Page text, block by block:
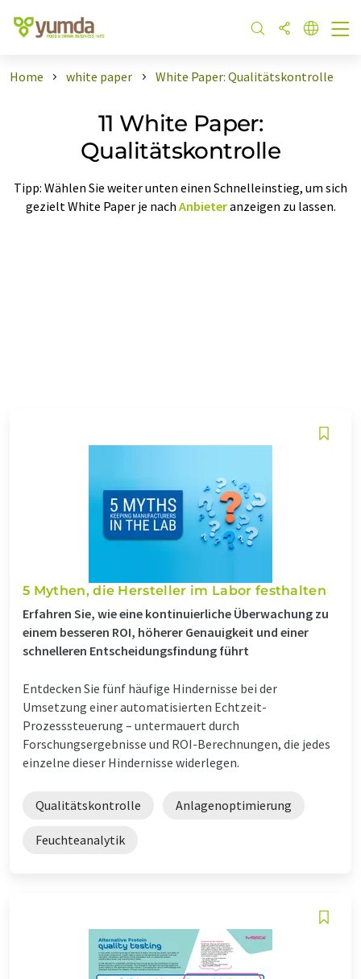
Home white paper White Paper: Qualitätskontrolle
11 White Paper:
Qualitätskontrolle
Tipp: Wählen Sie weiter unten einen Schnelleinstieg, um sich
gezielt White Paper je nach Anbieteranzeigen zu lassen.
5 Mythen, die Hersteller im Labor festhalten
Erfahren Sie, wie eine kontinuierliche Überwachung zu
einem besseren ROI, höherer Genauigkeit und einer
schnelleren Entscheidungsfindung führt
Entdecken Sie fünf häufige Hindernisse bei der
Umsetzung einer automatisierten Echtzeit-
Prozesssteuerung – untermauert durch
Forschungsergebnisse und ROI-Berechnungen, die jedes
einzelne dieser Hindernisse widerlegen.
Qualitätskontrolle Anlagenoptimierung
Feuchteanalytik